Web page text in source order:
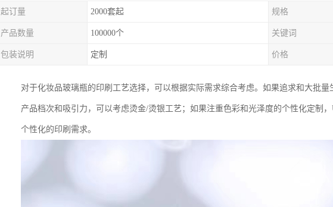
起订量 2000套起 规格
产品数量 100000个 关键词
包装说明 定制 价格
对于化妆品玻璃瓶的印刷工艺选择，可以根据实际需求综合考虑。如果追求和大批
产品档次和吸引力，可以考虑烫金/烫银工艺；如果注重色彩和光泽度的个性化定制
个性化的印刷需求。